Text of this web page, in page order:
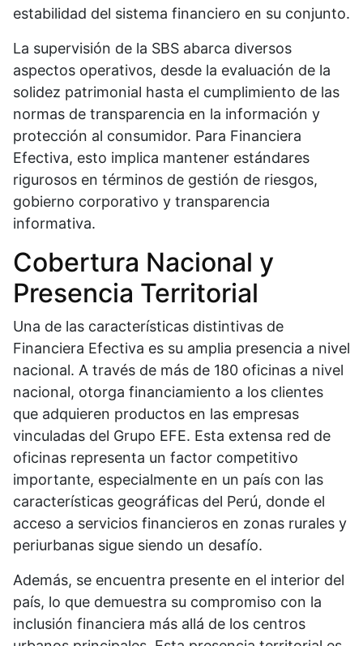
estabilidad del sistema financiero en su conjunto.
La supervisión de la SBS abarca diversos
aspectos operativos, desde la evaluación de la
solidez patrimonial hasta el cumplimiento de las
normas de transparencia en la información y
protección al consumidor. Para Financiera
Efectiva, esto implica mantener estándares
rigurosos en términos de gestión de riesgos,
gobierno corporativo y transparencia
informativa.
Cobertura Nacional y
Presencia Territorial
Una de las características distintivas de
Financiera Efectiva es su amplia presencia a nivel
nacional. A través de más de 180 oficinas a nivel
nacional, otorga financiamiento a los clientes
que adquieren productos en las empresas
vinculadas del Grupo EFE. Esta extensa red de
oficinas representa un factor competitivo
importante, especialmente en un país con las
características geográficas del Perú, donde el
acceso a servicios financieros en zonas rurales y
periurbanas sigue siendo un desafío.
Además, se encuentra presente en el interior del
país, lo que demuestra su compromiso con la
inclusión financiera más allá de los centros